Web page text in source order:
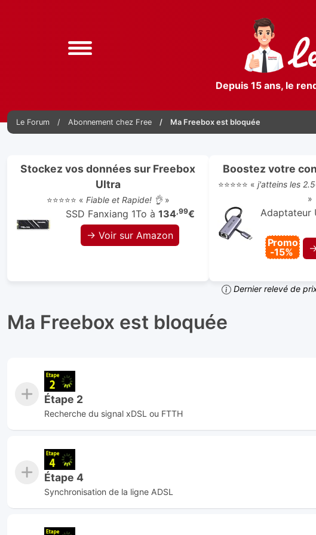
Depuis 15 ans, le
Le Forum Abonnement chez Free Ma Freebox est bloquée
Stockez vos données sur Freebox
Ultra
⭐⭐⭐⭐⭐ « Fiable et Rapide! 👌»
SSD Fanxiang 1To à 134,99€
→ Voir sur Amazon
Boostez votre
⭐⭐⭐⭐⭐ « j'atteins les
»
Adaptateur
Promo
-15%
Dernier relevé de
Ma Freebox est bloquée
Étape 2
Recherche du signal xDSL ou FTTH
Étape 4
Synchronisation de la ligne ADSL